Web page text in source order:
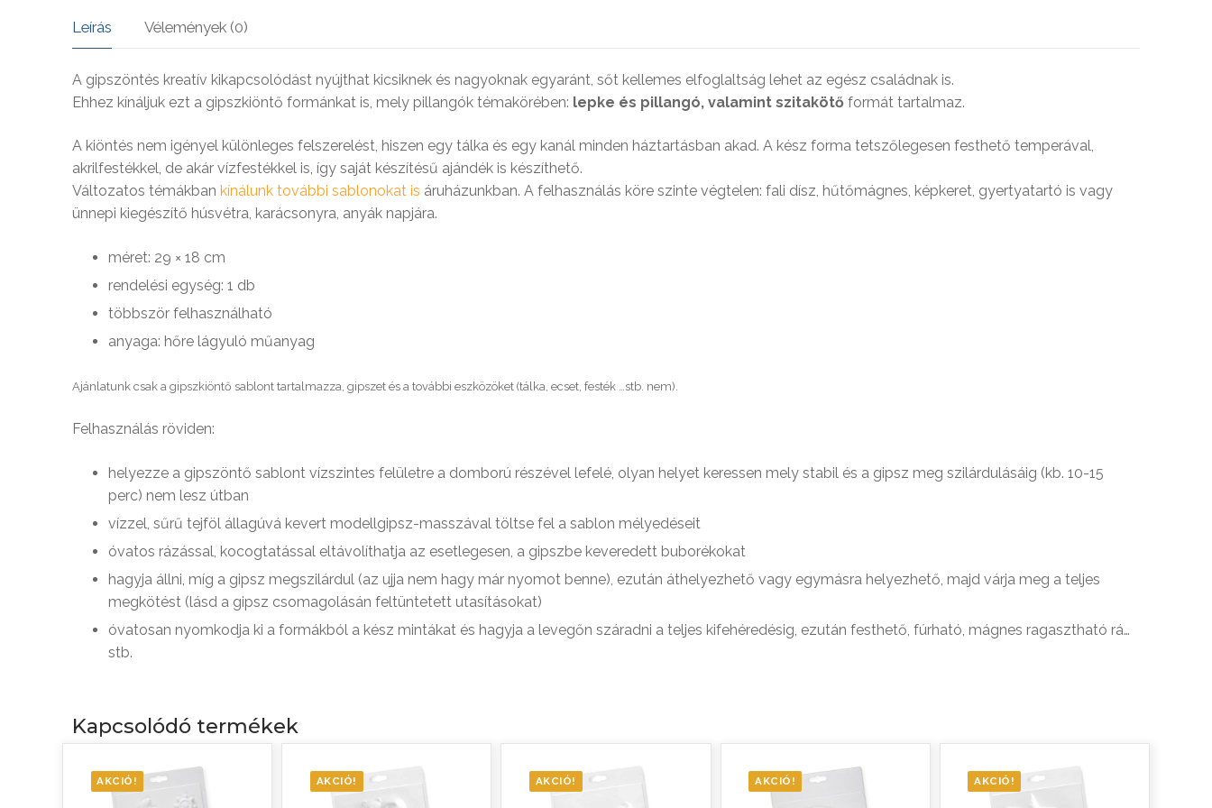
Leírás Vélemények (0)
A gipszöntés kreatív kikapcsolódást nyújthat kicsiknek és nagyoknak egyaránt, sőt kellemes elfoglaltság lehet az egész családnak is.
Ehhez kínáljuk ezt a gipszkiöntő formánkat is, mely pillangók témakörében: lepke és pillangó, valamint szitakötő formát tartalmaz.
A kiöntés nem igényel különleges felszerelést, hiszen egy tálka és egy kanál minden háztartásban akad. A kész forma tetszőlegesen festhető temperával,
akrilfestékkel, de akár vízfestékkel is, így saját készítésű ajándék is készíthető.
Változatos témákban kínálunk további sablonokat is áruházunkban. A felhasználás köre szinte végtelen: fali dísz, hűtőmágnes, képkeret, gyertyatartó is vagy
ünnepi kiegészítő húsvétra, karácsonyra, anyák napjára.
méret: 29 × 18 cm
rendelési egység: 1 db
többször felhasználható
anyaga: hőre lágyuló műanyag
Ajánlatunk csak a gipszkiöntő sablont tartalmazza, gipszet és a további eszközöket (tálka, ecset, festék …stb. nem).
Felhasználás röviden:
helyezze a gipszöntő sablont vízszintes felületre a domború részével lefelé, olyan helyet keressen mely stabil és a gipsz meg szilárdulásáig (kb. 10-15
perc) nem lesz útban
vízzel, sűrű tejföl állagúvá kevert modellgipsz-masszával töltse fel a sablon mélyedéseit
óvatos rázással, kocogtatással eltávolíthatja az esetlegesen, a gipszbe keveredett buborékokat
hagyja állni, míg a gipsz megszilárdul (az ujja nem hagy már nyomot benne), ezután áthelyezhető vagy egymásra helyezhető, majd várja meg a teljes
megkötést (lásd a gipsz csomagolásán feltüntetett utasításokat)
óvatosan nyomkodja ki a formákból a kész mintákat és hagyja a levegőn száradni a teljes kifehéredésig, ezután festhető, fúrható, mágnes ragasztható rá…
stb.
Kapcsolódó termékek
AKCIÓ! AKCIÓ! AKCIÓ! AKCIÓ! AKCIÓ!